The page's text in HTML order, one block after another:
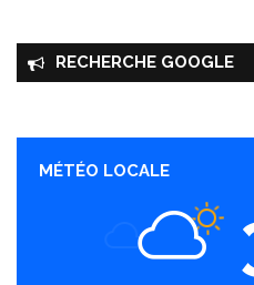
RECHERCHE GOOGLE
MÉTÉO LOCALE